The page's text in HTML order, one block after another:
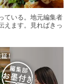
ている。地元編集者
えます。見ればきっ